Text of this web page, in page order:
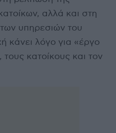
αλλά και στη
υπηρεσιών του
κάνει λόγο για «έργο
κατοίκους και τον